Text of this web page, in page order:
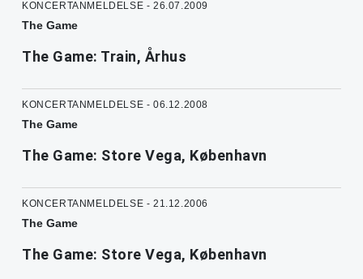
KONCERTANMELDELSE - 26.07.2009
The Game
The Game: Train, Århus
KONCERTANMELDELSE - 06.12.2008
The Game
The Game: Store Vega, København
KONCERTANMELDELSE - 21.12.2006
The Game
The Game: Store Vega, København